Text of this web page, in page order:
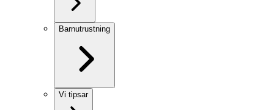
Barnutrustning
Vi tipsar